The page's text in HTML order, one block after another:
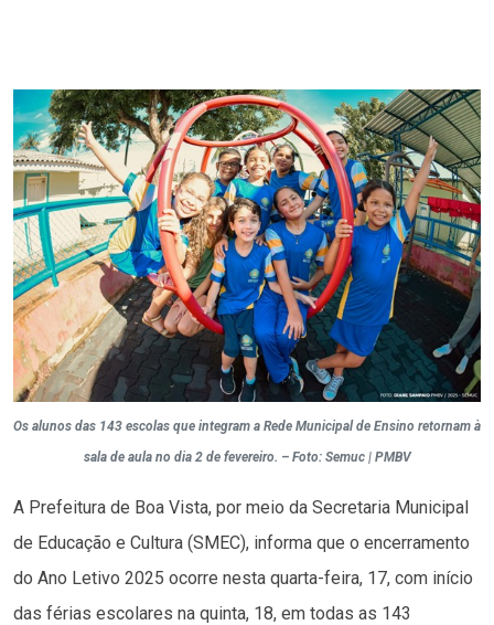
Os alunos das 143 escolas que integram a Rede Municipal de Ensino retornam à
sala de aula no dia 2 de fevereiro. – Foto: Semuc | PMBV
A Prefeitura de Boa Vista, por meio da Secretaria Municipal
de Educação e Cultura (SMEC), informa que o encerramento
do Ano Letivo 2025 ocorre nesta quarta-feira, 17, com início
das férias escolares na quinta, 18, em todas as 143